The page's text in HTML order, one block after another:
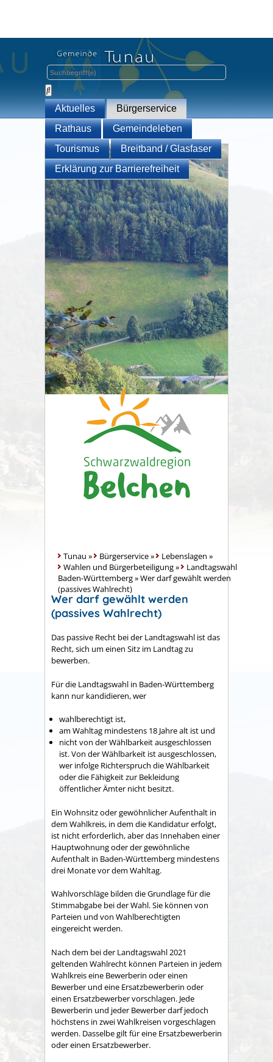
Aktuelles
Bürgerservice
Rathaus
Gemeindeleben
Tourismus
Breitband / Glasfaser
Erklärung zur Barrierefreiheit
Tunau » Bürgerservice» Lebenslagen »
Wahlen und Bürgerbeteiligung»
Landtagswahl
Baden-Württemberg»Wer darf gewählt werden
(passives Wahlrecht)
Wer darf gewählt werden
(passives Wahlrecht)
Das passive Recht bei der Landtagswahl ist das
Recht, sich um einen Sitz im Landtag zu
bewerben.
Für die Landtagswahl in Baden-Württemberg
kann nur kandidieren, wer
wahlberechtigt ist,
am Wahltag mindestens 18 Jahre alt ist und
nicht von der Wählbarkeit ausgeschlossen
ist. Von der Wählbarkeit ist ausgeschlossen,
wer infolge Richterspruch die Wählbarkeit
oder die Fähigkeit zur Bekleidung
öffentlicher Ämter nicht besitzt.
Ein Wohnsitz oder gewöhnlicher Aufenthalt in
dem Wahlkreis, in dem die Kandidatur erfolgt,
ist nicht erforderlich, aber das Innehaben einer
Hauptwohnung oder der gewöhnliche
Aufenthalt in Baden-Württemberg mindestens
drei Monate vor dem Wahltag.
Wahlvorschläge bilden die Grundlage für die
Stimmabgabe bei der Wahl. Sie können von
Parteien und von Wahlberechtigten
eingereicht werden.
Nach dem bei der Landtagswahl 2021
geltenden Wahlrecht können Parteien in jedem
Wahlkreis eine Bewerberin oder einen
Bewerber und eine Ersatzbewerberin oder
einen Ersatzbewerber vorschlagen. Jede
Bewerberin und jeder Bewerber darf jedoch
höchstens in zwei Wahlkreisen vorgeschlagen
werden. Dasselbe gilt für eine Ersatzbewerberin
oder einen Ersatzbewerber.